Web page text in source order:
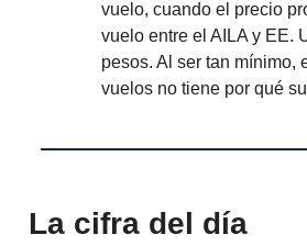
vuelo, cuando el precio
vuelo entre el AILA y EE.
pesos. Al ser tan mínimo,
vuelos no tiene por qué
La cifra del día